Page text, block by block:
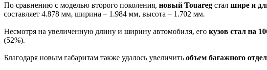
По сравнению с моделью второго поколения, новый Touareg стал шире и
составляет 4.878 мм, ширина – 1.984 мм, высота – 1.702 мм.
Несмотря на увеличенную длину и ширину автомобиля, его кузов стал на
(52%).
Благодаря новым габаритам также удалось увеличить объем багажного